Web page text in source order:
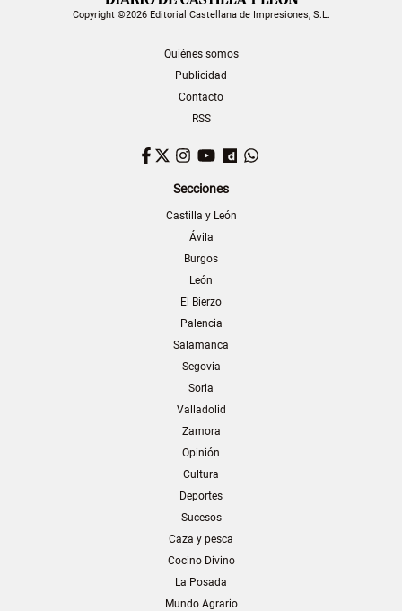
Copyright ©2026 Editorial Castellana de Impresiones, S.L.
Quiénes somos
Publicidad
Contacto
RSS
Facebook
TwitterInstagram
YouTubeDailymotion
Secciones
Castilla y León
Ávila
Burgos
León
El Bierzo
Palencia
Salamanca
Segovia
Soria
Valladolid
Zamora
Opinión
Cultura
Deportes
Sucesos
Caza y pesca
Cocino Divino
La Posada
Mundo Agrario